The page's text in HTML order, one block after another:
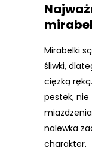
Mirabelki
śliwki,
ciężką
pestek, nie
nalewka
charakter.